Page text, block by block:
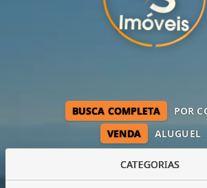
VENDA ALUGUEL
BUSCA COMPLETA POR
CATEGORIAS